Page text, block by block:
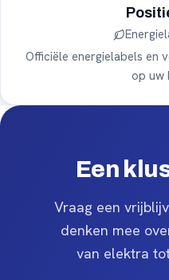
Officiële energielabels en
op uw
Een
Vraag een
denken mee
van elektra